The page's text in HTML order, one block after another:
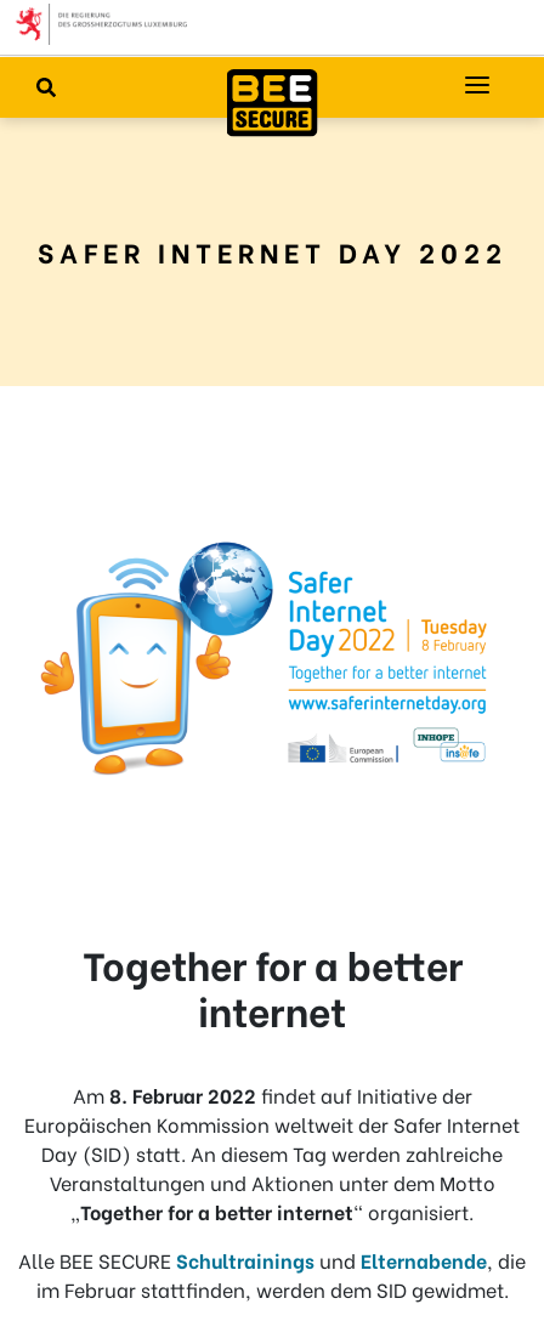
SAFER INTERNET DAY 2022
Together for a better
internet
Am8. Februar 2022 findet auf Initiative der
Europäischen Kommission weltweit der Safer Internet
Day (SID) statt. An diesem Tag werden zahlreiche
Veranstaltungen und Aktionen unter dem Motto
„Together for a better internet“ organisiert.
Alle BEE SECURE Schultrainings und Elternabende, die
im Februar stattfinden, werden dem SID gewidmet.